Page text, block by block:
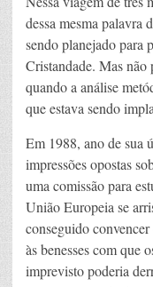
dessa mesma palavra
sendo planejado para
Cristandade. Mas não
quando a análise
que estava sendo
Em 1988, ano de sua
impressões opostas
uma comissão para
União Europeia se
conseguido
às benesses com que
imprevisto poderia